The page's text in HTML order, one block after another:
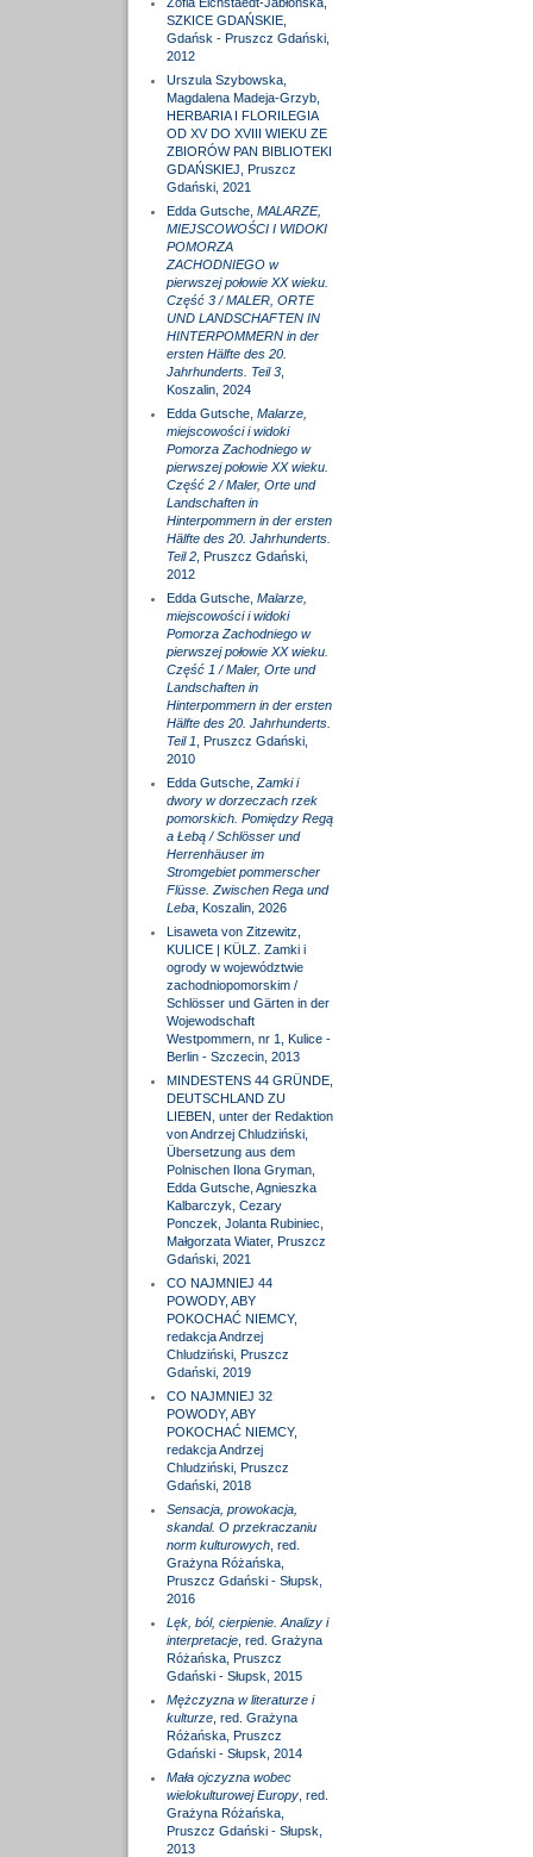
SZKICE GDAŃSKIE,
Gdańsk - Pruszcz Gdański,
2012
Urszula Szybowska,
Magdalena Madeja-Grzyb,
HERBARIA I FLORILEGIA
OD XV DO XVIII WIEKU ZE
ZBIORÓW PAN BIBLIOTEKI
GDAŃSKIEJ, Pruszcz
Gdański, 2021
Edda Gutsche, MALARZE,
MIEJSCOWOŚCI I WIDOKI
POMORZA
ZACHODNIEGO w
pierwszej połowie XX wieku.
Część 3 / MALER, ORTE
UND LANDSCHAFTEN IN
HINTERPOMMERN in der
ersten Hälfte des 20.
Jahrhunderts. Teil 3,
Koszalin, 2024
Edda Gutsche, Malarze,
miejscowości i widoki
Pomorza Zachodniego w
pierwszej połowie XX wieku.
Część 2 / Maler, Orte und
Landschaften in
Hinterpommern in der ersten
Hälfte des 20. Jahrhunderts.
Teil 2, Pruszcz Gdański,
2012
Edda Gutsche, Malarze,
miejscowości i widoki
Pomorza Zachodniego w
pierwszej połowie XX wieku.
Część 1 / Maler, Orte und
Landschaften in
Hinterpommern in der ersten
Hälfte des 20. Jahrhunderts.
Teil 1 , Pruszcz Gdański,
2010
Edda Gutsche, Zamki i
dwory w dorzeczach rzek
pomorskich. Pomiędzy Regą
a Łebą / Schlösser und
Herrenhäuser im
Stromgebiet pommerscher
Flüsse. Zwischen Rega und
Leba, Koszalin, 2026
Lisaweta von Zitzewitz,
KULICE | KÜLZ. Zamki i
ogrody w województwie
zachodniopomorskim /
Schlösser und Gärten in der
Wojewodschaft
Westpommern, nr 1, Kulice -
Berlin - Szczecin, 2013
MINDESTENS 44 GRÜNDE,
DEUTSCHLAND ZU
LIEBEN, unter der Redaktion
von Andrzej Chludziński,
Übersetzung aus dem
Polnischen Ilona Gryman,
Edda Gutsche, Agnieszka
Kalbarczyk, Cezary
Ponczek, Jolanta Rubiniec,
Małgorzata Wiater, Pruszcz
Gdański, 2021
CO NAJMNIEJ 44
POWODY, ABY
POKOCHAĆ NIEMCY,
redakcja Andrzej
Chludziński, Pruszcz
Gdański, 2019
CO NAJMNIEJ 32
POWODY, ABY
POKOCHAĆ NIEMCY,
redakcja Andrzej
Chludziński, Pruszcz
Gdański, 2018
Sensacja, prowokacja,
skandal. O przekraczaniu
norm kulturowych, red.
Grażyna Różańska,
Pruszcz Gdański - Słupsk,
2016
Lęk, ból, cierpienie. Analizy i
interpretacje, red. Grażyna
Różańska, Pruszcz
Gdański - Słupsk, 2015
Mężczyzna w literaturze i
kulturze, red. Grażyna
Różańska, Pruszcz
Gdański - Słupsk, 2014
Mała ojczyzna wobec
wielokulturowej Europy, red.
Grażyna Różańska,
Pruszcz Gdański - Słupsk,
2013